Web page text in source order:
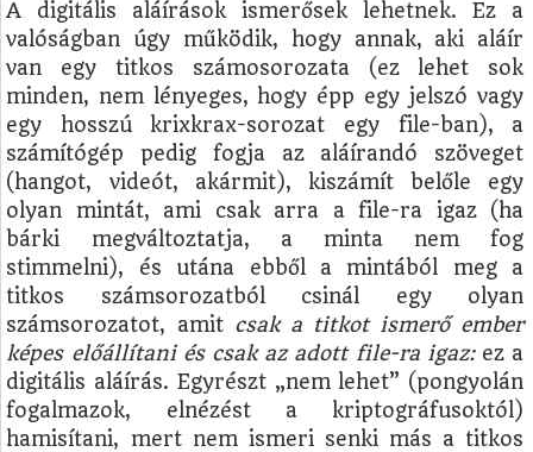
A digitális aláírások ismerősek lehetnek. Ez a
valóságban úgy működik, hogy annak, aki aláír
van egy titkos számosorozata (ez lehet sok
minden, nem lényeges, hogy épp egy jelszó vagy
egy hosszú krixkrax-sorozat egy file-ban), a
számítógép pedig fogja az aláírandó szöveget
(hangot, videót, akármit), kiszámít belőle egy
olyan mintát, ami csak arra a file-ra igaz (ha
bárki megváltoztatja, a minta nem fog
stimmelni), és utána ebből a mintából meg a
titkos számsorozatból csinál egy olyan
számsorozatot, amit csak a titkot ismerő ember
képes előállítani és csak az adott file-ra igaz:ez a
digitális aláírás. Egyrészt „nem lehet” (pongyolán
fogalmazok, elnézést a kriptográfusoktól)
hamisítani, mert nem ismeri senki más a titkos